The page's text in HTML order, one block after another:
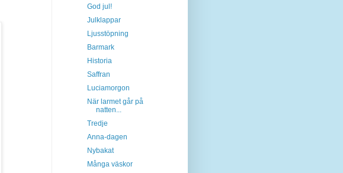
God jul!
Julklappar
Ljusstöpning
Barmark
Historia
Saffran
Luciamorgon
När larmet går på
natten...
Tredje
Anna-dagen
Nybakat
Många väskor